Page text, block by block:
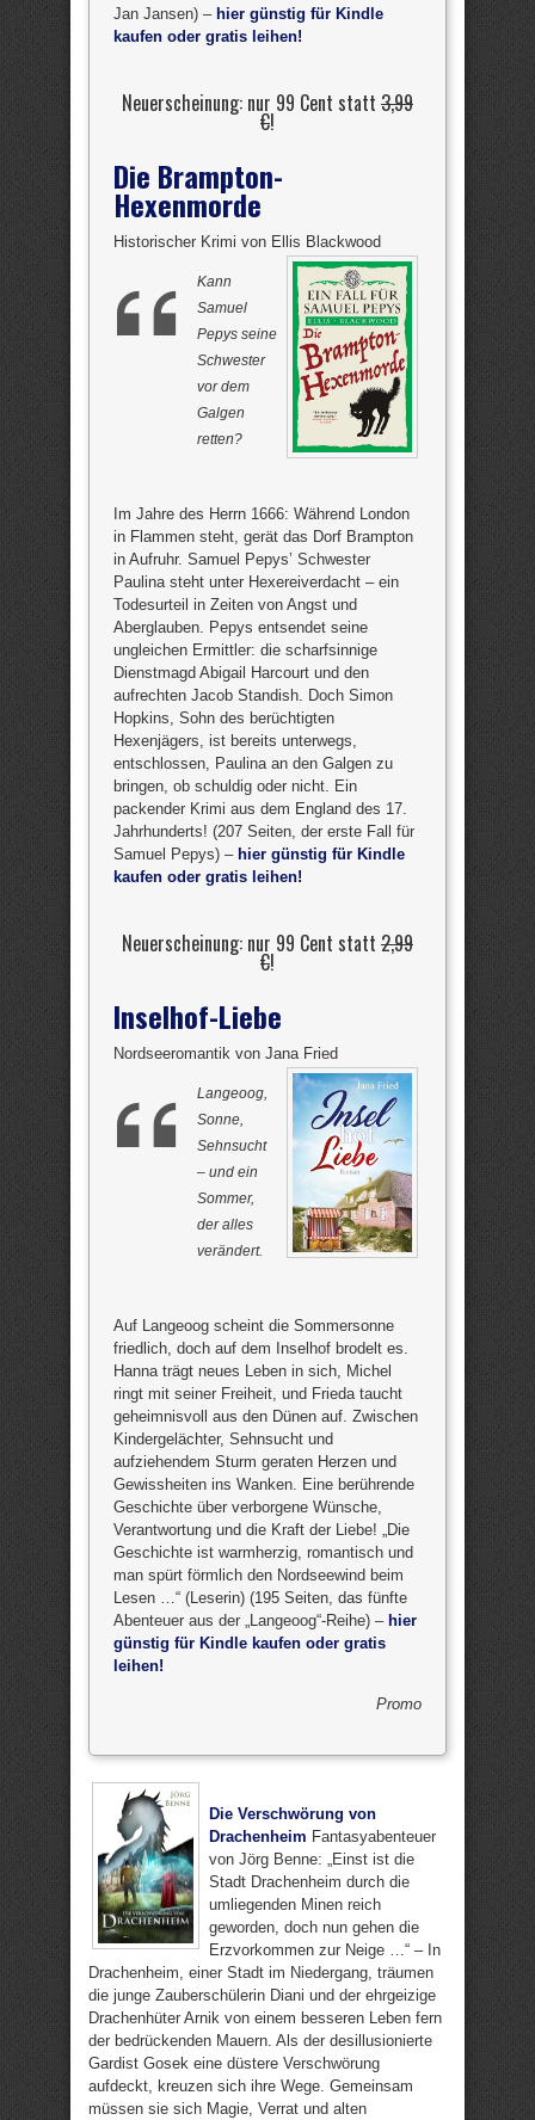
Jan Jansen) – hier günstig für Kindle
kaufen oder gratis leihen!
Neuerscheinung: nur 99 Cent statt 3,99
€!
Die Brampton-
Hexenmorde
Historischer Krimi von Ellis Blackwood
Kann
Samuel
Pepys seine
Schwester
vor dem
Galgen
retten?
Im Jahre des Herrn 1666: Während London
in Flammen steht, gerät das Dorf Brampton
in Aufruhr. Samuel Pepys’ Schwester
Paulina steht unter Hexereiverdacht – ein
Todesurteil in Zeiten von Angst und
Aberglauben. Pepys entsendet seine
ungleichen Ermittler: die scharfsinnige
Dienstmagd Abigail Harcourt und den
aufrechten Jacob Standish. Doch Simon
Hopkins, Sohn des berüchtigten
Hexenjägers, ist bereits unterwegs,
entschlossen, Paulina an den Galgen zu
bringen, ob schuldig oder nicht. Ein
packender Krimi aus dem England des 17.
Jahrhunderts! (207 Seiten, der erste Fall für
Samuel Pepys) – hier günstig für Kindle
kaufen oder gratis leihen!
Neuerscheinung: nur 99 Cent statt 2,99
€!
Inselhof-Liebe
Nordseeromantik von Jana Fried
Langeoog,
Sonne,
Sehnsucht
– und ein
Sommer,
der alles
verändert.
Auf Langeoog scheint die Sommersonne
friedlich, doch auf dem Inselhof brodelt es.
Hanna trägt neues Leben in sich, Michel
ringt mit seiner Freiheit, und Frieda taucht
geheimnisvoll aus den Dünen auf. Zwischen
Kindergelächter, Sehnsucht und
aufziehendem Sturm geraten Herzen und
Gewissheiten ins Wanken. Eine berührende
Geschichte über verborgene Wünsche,
Verantwortung und die Kraft der Liebe! „Die
Geschichte ist warmherzig, romantisch und
man spürt förmlich den Nordseewind beim
Lesen …“ (Leserin) (195 Seiten, das fünfte
Abenteuer aus der „Langeoog“-Reihe) – hier
günstig für Kindle kaufen oder gratis
leihen!
Promo
Die Verschwörung von
Drachenheim Fantasyabenteuer
von Jörg Benne: „Einst ist die
Stadt Drachenheim durch die
umliegenden Minen reich
geworden, doch nun gehen die
Erzvorkommen zur Neige …“ – In
Drachenheim, einer Stadt im Niedergang, träumen
die junge Zauberschülerin Diani und der ehrgeizige
Drachenhüter Arnik von einem besseren Leben fern
der bedrückenden Mauern. Als der desillusionierte
Gardist Gosek eine düstere Verschwörung
aufdeckt, kreuzen sich ihre Wege. Gemeinsam
müssen sie sich Magie, Verrat und alten